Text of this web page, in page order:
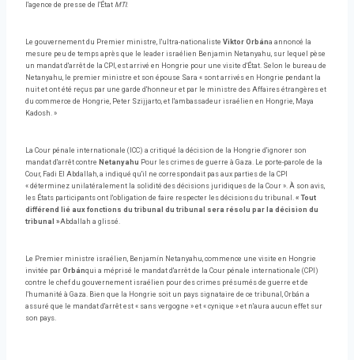
l'agence de presse de l'État MTI.
Le gouvernement du Premier ministre, l'ultra-nationaliste Viktor Orbána annoncé la
mesure peu de temps après que le leader israélien Benjamin Netanyahu, sur lequel pèse
un mandat d'arrêt de la CPI, est arrivé en Hongrie pour une visite d'État. Selon le bureau de
Netanyahu, le premier ministre et son épouse Sara « sont arrivés en Hongrie pendant la
nuit et ont été reçus par une garde d'honneur et par le ministre des Affaires étrangères et
du commerce de Hongrie, Peter Szijjarto, et l'ambassadeur israélien en Hongrie, Maya
Kadosh. »
La Cour pénale internationale (ICC) a critiqué la décision de la Hongrie d'ignorer son
mandat d'arrêt contre Netanyahu Pour les crimes de guerre à Gaza. Le porte-parole de la
Cour, Fadi El Abdallah, a indiqué qu'il ne correspondait pas aux parties de la CPI
« déterminez unilatéralement la solidité des décisions juridiques de la Cour ». À son avis,
les États participants ont l'obligation de faire respecter les décisions du tribunal. « Tout
différend lié aux fonctions du tribunal du tribunal sera résolu par la décision du
tribunal »Abdallah a glissé.
Le Premier ministre israélien, Benjamín Netanyahu, commence une visite en Hongrie
invitée par Orbánqui a méprisé le mandat d'arrêt de la Cour pénale internationale (CPI)
contre le chef du gouvernement israélien pour des crimes présumés de guerre et de
l'humanité à Gaza. Bien que la Hongrie soit un pays signataire de ce tribunal, Orbán a
assuré que le mandat d'arrêt est « sans vergogne » et « cynique » et n'aura aucun effet sur
son pays.